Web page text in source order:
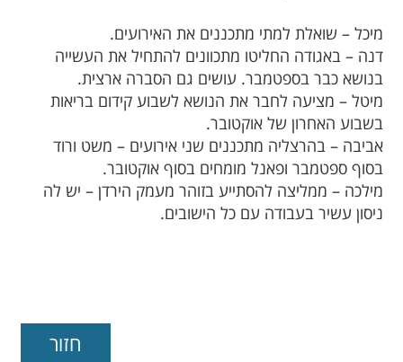
מיכל – שואלת למתי מתכננים את האירועים.
דנה – באגודה החליטו מתכוונים להתחיל את העשייה
בנושא כבר בספטמבר. עושים גם הסברה ארצית.
מיטל – מציעה לחבר את הנושא לשבוע קידום בריאות
בשבוע האחרון של אוקטובר.
אביבה – בהרצליה מתכננים שני אירועים – משט ורוד
בסוף ספטמבר ופאנל מומחים בסוף אוקטובר.
מילכה – ממליצה להסתייע בזוהר מעמק הירדן – יש לה
ניסון עשיר בעבודה עם כל הישובים.